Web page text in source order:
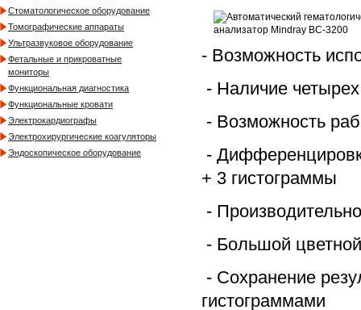
Стоматологическое оборудование
Томографические аппараты
Ультразвуковое оборудование
Фетальные и прикроватные
мониторы
Функциональная диагностика
Функциональные кровати
Электрокардиографы
Электрохирургические коагуляторы
Эндоскопическое оборудование
- Возможность
- Наличие
- Возможность
-
+ 3 гистограммы
-
- Большой
- Сохранение
гистограммами